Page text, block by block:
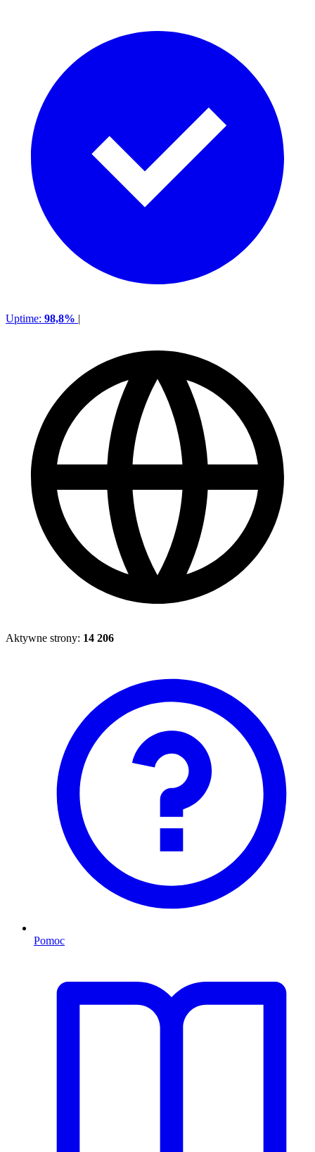
Uptime: 98,8% |
Aktywne strony: 14 206
Pomoc